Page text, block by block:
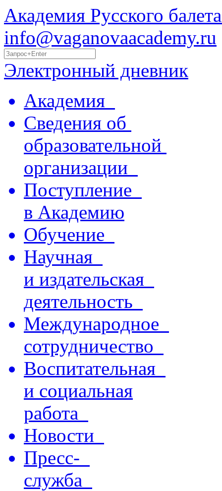
Академия Русского
info@vaganovaacademy.ru
Электронный дневник
Академия
Сведения об
образовательной
организации
Поступление
в Академию
Обучение
Научная
и издательская
деятельность
Международное
сотрудничество
Воспитательная
и социальная
работа
Новости
Пресс-
служба